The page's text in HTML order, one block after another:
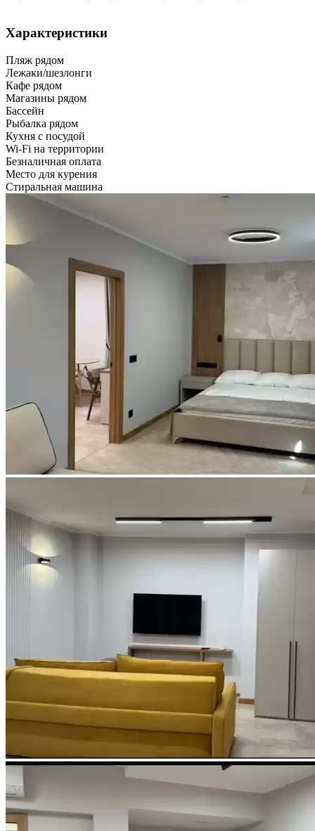
Характеристики
Пляж рядом
Лежаки/шезлонги
Кафе рядом
Магазины рядом
Бассейн
Рыбалка рядом
Кухня с посудой
Wi-Fi на территории
Безналичная оплата
Место для курения
Стиральная машина